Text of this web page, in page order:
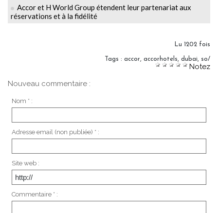
Accor et H World Group étendent leur partenariat aux
réservations et à la fidélité
Lu 1202 fois
Tags : accor, accorhotels, dubai, so/
Notez
Nouveau commentaire :
Nom * :
Adresse email (non publiée) * :
Site web :
Commentaire * :